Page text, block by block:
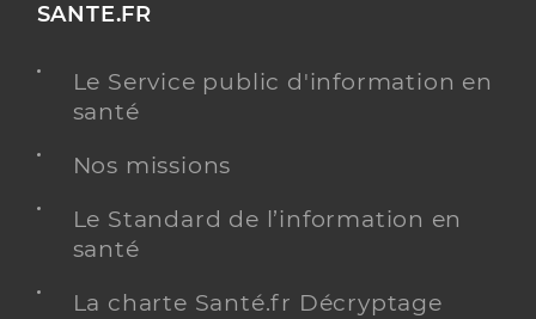
SANTE.FR
Le Service public d'information en
santé
Nos missions
Le Standard de l’information en
santé
La charte Santé.fr Décryptage